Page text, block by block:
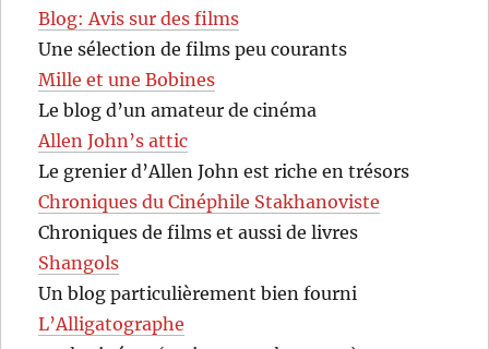
Blog: Avis sur des films
Une sélection de films peu courants
Mille et une Bobines
Le blog d’un amateur de cinéma
Allen John’s attic
Le grenier d’Allen John est riche en trésors
Chroniques du Cinéphile Stakhanoviste
Chroniques de films et aussi de livres
Shangols
Un blog particulièrement bien fourni
L’Alligatographe